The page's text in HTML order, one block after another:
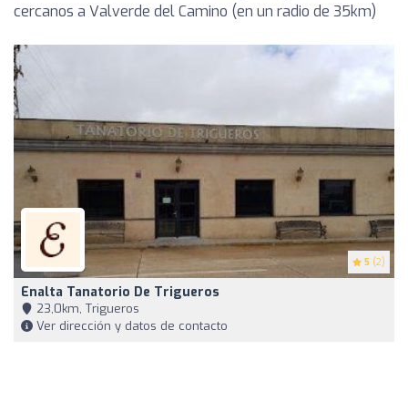
cercanos a Valverde del Camino (en un radio de 35km)
5 (2)
Enalta Tanatorio De Trigueros
23,0km, Trigueros
Ver dirección y datos de contacto